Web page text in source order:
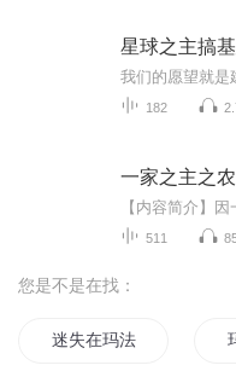
星球之主搞
我们的愿望就是
182
一家之主之
511
您是不是在找：
迷失在玛法大陆